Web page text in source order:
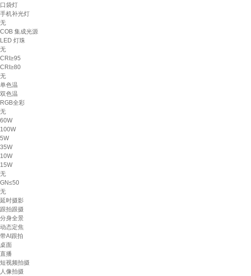
口袋灯
手机补光灯
无
COB 集成光源
LED 灯珠
无
CRI≥95
CRI≥80
无
单色温
双色温
RGB全彩
无
60W
100W
5W
35W
10W
15W
无
GN≤50
无
延时摄影
跟拍跟摄
分身全景
动态定焦
带AI跟拍
桌面
直播
短视频拍摄
人像拍摄